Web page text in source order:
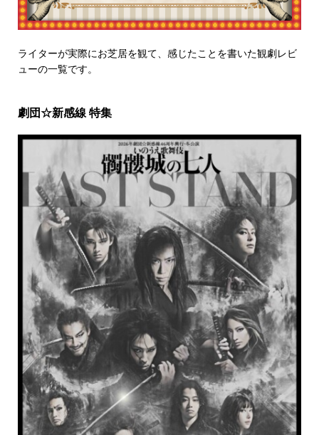
ライターが実際にお芝居を観て、感じたことを書いた観劇レビ
ューの一覧です。
劇団☆新感線 特集